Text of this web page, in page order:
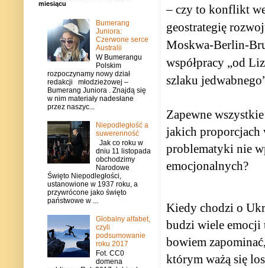
– czy to konflikt
geostrategię
Moskwa-Berlin-
współpracy „od
szlaku
Zapewne
jakich proporcjach
problematyki nie
emocjonalnych?
Kiedy chodzi o
budzi wiele emocji
bowiem
którym ważą się
miesiącu
Bumerang
Juniora:
Czerwone serce
Australii
W Bumerangu
Polskim
rozpoczynamy nowy dział
redakcji młodzieżowej –
Bumerang Juniora . Znajdą się
w nim materiały nadesłane
przez naszyc...
Niepodległość a
suwerenność
Jak co roku w
dniu 11 listopada
obchodzimy
Narodowe
Święto Niepodległości,
ustanowione w 1937 roku, a
przywrócone jako święto
państwowe w ...
Globalny alfabet,
czyli
podsumowanie
roku 2017
Fot. CC0
domena